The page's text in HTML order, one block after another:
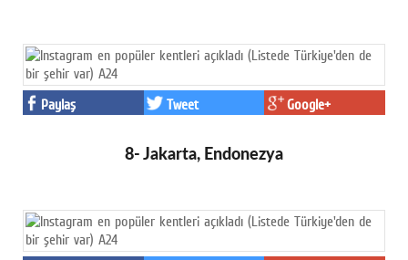
Paylaş Tweet Google+
8- Jakarta, Endonezya